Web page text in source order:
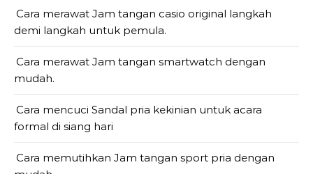
Cara merawat Jam tangan casio original langkah
demi langkah untuk pemula.
Cara merawat Jam tangan smartwatch dengan
mudah.
Cara mencuci Sandal pria kekinian untuk acara
formal di siang hari
Cara memutihkan Jam tangan sport pria dengan